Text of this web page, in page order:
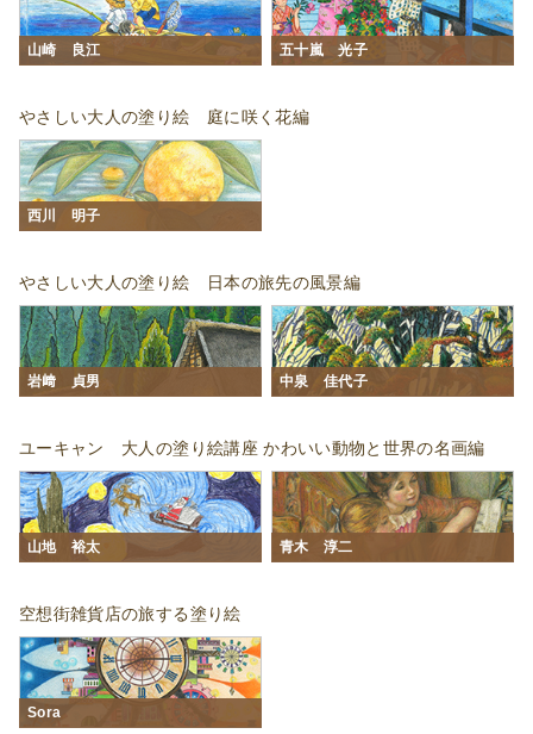
山崎 良江 五十嵐 光子
やさしい大人の塗り絵 庭に咲く花編
西川 明子
やさしい大人の塗り絵 日本の旅先の風景編
岩﨑 貞男 中泉 佳代子
ユーキャン 大人の塗り絵講座 かわいい動物と世界の名画編
山地 裕太 青木 淳二
空想街雑貨店の旅する塗り絵
Sora